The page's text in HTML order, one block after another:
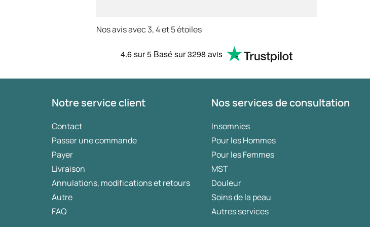
Nos avis avec 3, 4 et 5 étoiles
4.6sur 5 Basé sur3298 avis
Notre service client
Contact
Passer une commande
Payer
Livraison
Annulations, modifications et retours
Autre
FAQ
Nos services de consultation
Insomnies
Pour les Hommes
Pour les Femmes
MST
Douleur
Soins de la peau
Autres services